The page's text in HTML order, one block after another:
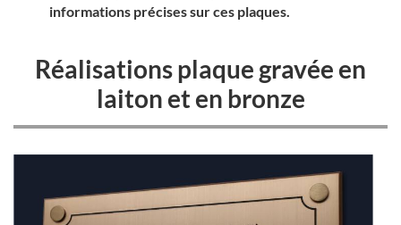
informations précises sur ces plaques.
Réalisations plaque gravée en
laiton et en bronze